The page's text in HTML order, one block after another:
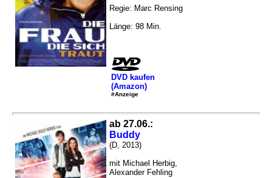
Regie: Marc Rensing
Länge: 98 Min.
DVD kaufen
(Amazon)
#Anzeige
ab 27.06.:
Buddy
(D, 2013)
mit Michael Herbig,
Alexander Fehling